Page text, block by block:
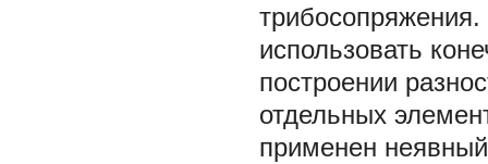
использовать
построении
отдельных
применен